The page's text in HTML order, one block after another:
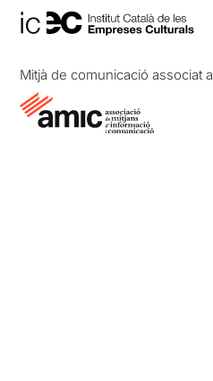
Mitjà de comunicació associat a